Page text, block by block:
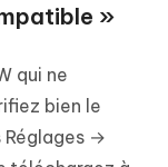
»
qui ne
bien le
→